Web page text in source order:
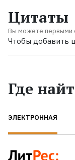
Цитаты
Вы можете первыми
Чтобы добавить
Где
ЭЛЕКТРОННАЯ